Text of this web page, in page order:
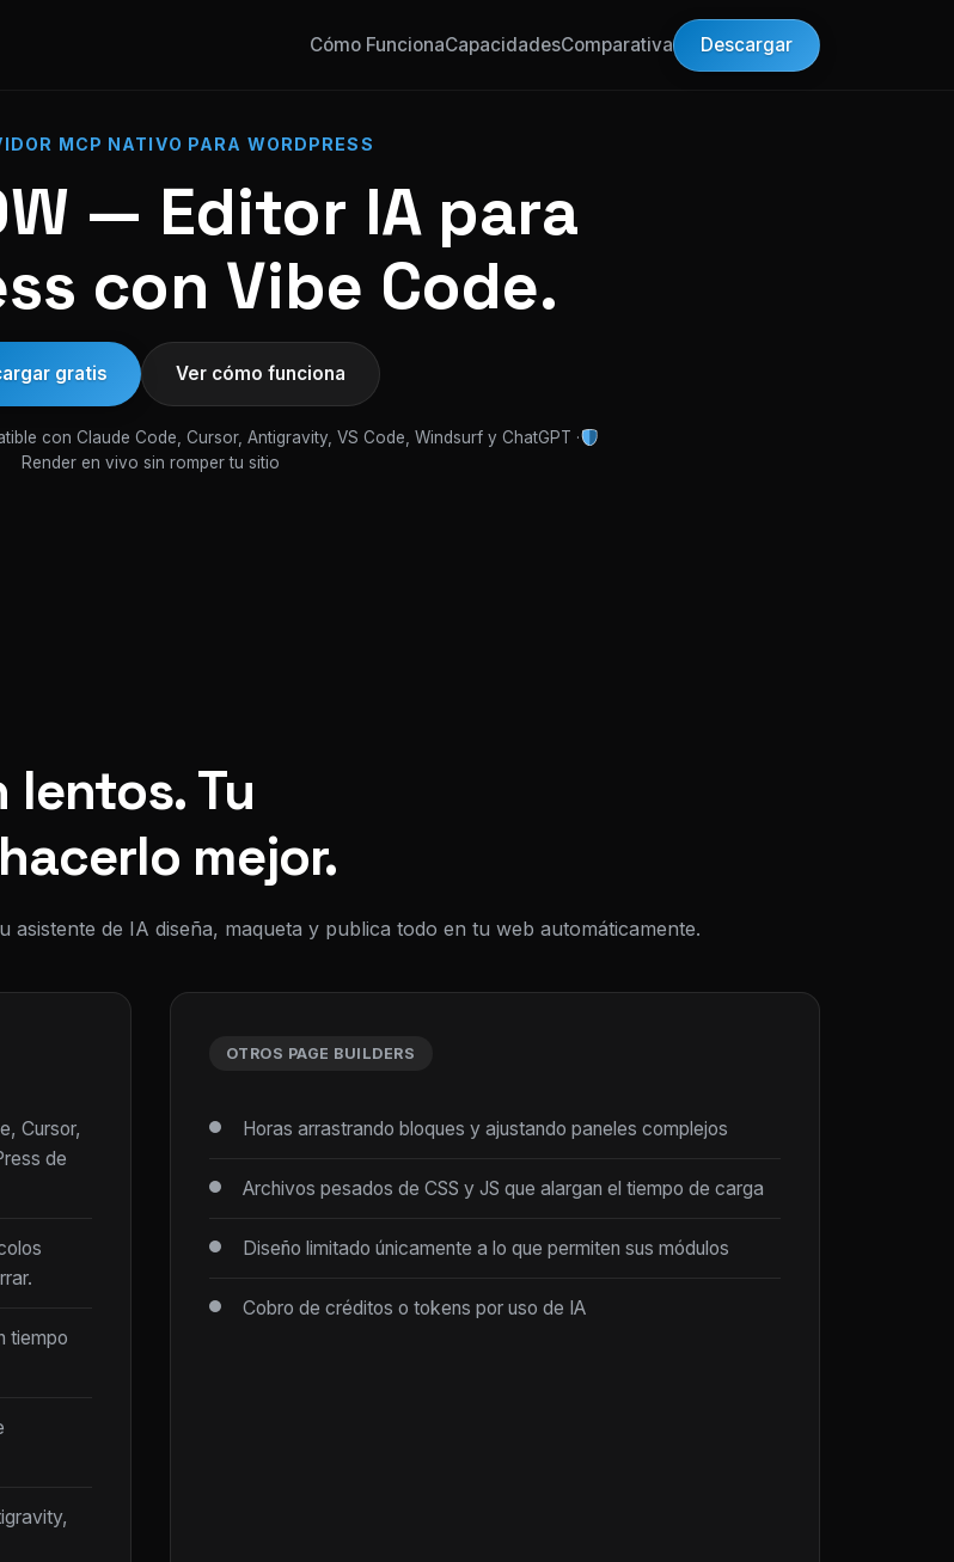
Cómo FuncionaCapacidadesComparativa Descargar
MCP NATIVO PARA WORDPRESS
— Editor IA para
con Vibe Code.
gratis Ver cómo funciona
con Claude Code, Cursor, Antigravity, VS Code, Windsurf y ChatGPT ·
Render en vivo sin romper tu sitio
lentos. Tu
mejor.
de IA diseña, maqueta y publica todo en tu web automáticamente.
Cursor,
de
tiempo
OTROS PAGE BUILDERS
Horas arrastrando bloques y ajustando paneles complejos
Archivos pesados de CSS y JS que alargan el tiempo de carga
Diseño limitado únicamente a lo que permiten sus módulos
Cobro de créditos o tokens por uso de IA